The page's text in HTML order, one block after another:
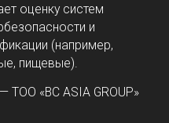
оценку систем
и
(например,
пищевые).
ТОО «BC ASIA GROUP»